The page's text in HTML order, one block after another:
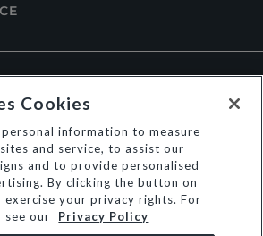
Cookies
information to measure
and service, to assist our
and to provide personalised
By clicking the button on
exercise your privacy rights. For
see our
Privacy Policy